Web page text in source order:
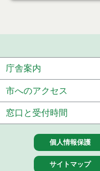
庁舎案内
市へのアクセス
窓口と受付時間
個人情報保護
サイトマップ